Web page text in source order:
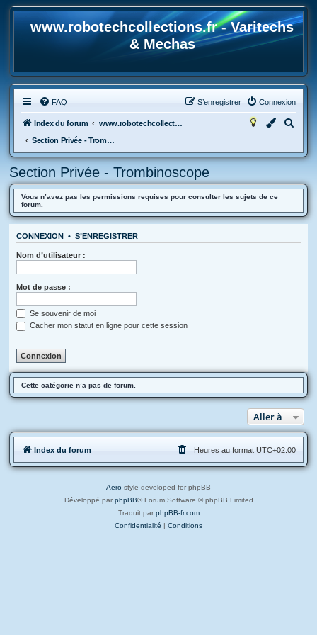
www.robotechcollections.fr - Varitechs
& Mechas
FAQ Connexion
S’enregistrer
Index du forum
www.robotechcollections.fr - Robotech & Macross Toys French Forum !!!
Section Privée - Trombinoscope
c
e
c
h
Section Privée - Trombinoscope
Vous n’avez pas les permissions requises pour consulter les sujets de ce
forum.
CONNEXION • S’ENREGISTRER
Nom d’utilisateur :
Mot de passe :
Se souvenir de moi
Cacher mon statut en ligne pour cette session
Cette catégorie n’a pas de forum.
Aller à
Index du forum Heures au format UTC+02:00
Aero style developed for phpBB
Développé par phpBB® Forum Software © phpBB Limited
Traduit par phpBB-fr.com
Confidentialité | Conditions